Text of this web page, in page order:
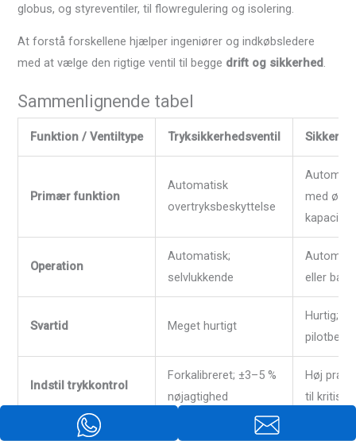
globus, og styreventiler, til flowregulering og isolering.
At forstå forskellene hjælper ingeniører og indkøbsledere
med at vælge den rigtige ventil til begge drift og sikkerhed .
Sammenlignende tabel
Funktion / Ventiltype Tryksikkerhedsventil
Primær funktion
Automatisk
overtryksbeskyttelse
med
kapacitet
Operation
Automatisk;
selvlukkende
eller
Svartid Meget hurtigt
Hurtig;
Indstil trykkontrol
Forkalibreret; ±3–5 %
nøjagtighed
Høj
til kritisk
Tæt forsegling for at